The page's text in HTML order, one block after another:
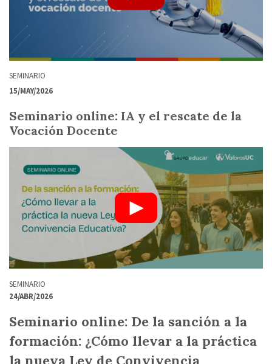
SEMINARIO
15/MAY/2026
Seminario online: IA y el rescate de la
Vocación Docente
SEMINARIO
24/ABR/2026
Seminario online: De la sanción a la
formación: ¿Cómo llevar a la práctica
la nueva Ley de Convivencia